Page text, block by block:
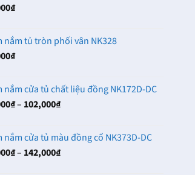
₫
nắm tủ tròn phối vân NK328
₫
nắm cửa tủ chất liệu đồng NK172D-DC
₫– 102,000₫Khoảng
66,000₫
đến
nắm cửa tủ màu đồng cổ NK373D-DC
₫– 142,000₫Khoảng